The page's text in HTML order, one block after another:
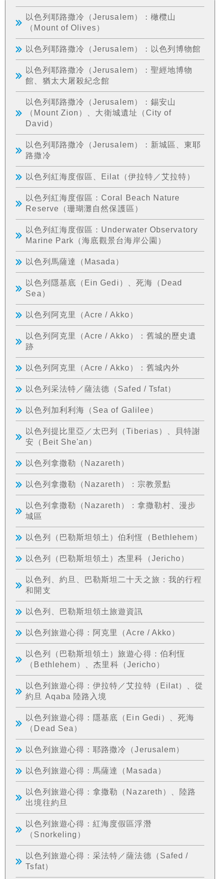
以色列耶路撒冷（Jerusalem）：橄欖山
（Mount of Olives）
以色列耶路撒冷（Jerusalem）：以色列博物館
以色列耶路撒冷（Jerusalem）：聖經地博物
館、猶太大屠殺紀念館
以色列耶路撒冷（Jerusalem）：錫安山
（Mount Zion）、大衛城遺址（City of
David）
以色列耶路撒冷（Jerusalem）：新城區、東耶
路撒冷
以色列紅海度假區、Eilat（伊拉特／艾拉特）
以色列紅海度假區：Coral Beach Nature
Reserve（珊瑚灘自然保護區）
以色列紅海度假區：Underwater Observatory
Marine Park（海底觀景台海岸公園）
以色列馬薩達（Masada）
以色列隱基底（Ein Gedi）、死海（Dead
Sea）
以色列阿克里（Acre / Akko）
以色列阿克里（Acre / Akko）：舊城的歷史遺
跡
以色列阿克里（Acre / Akko）：舊城內外
以色列采法特／薩法德（Safed / Tsfat）
以色列加利利海（Sea of Galilee）
以色列提比里亞／太巴列（Tiberias）、貝特謝
安（Beit She'an）
以色列拿撒勒（Nazareth）
以色列拿撒勒（Nazareth）：宗教景點
以色列拿撒勒（Nazareth）：拿撒勒村、漫步
城區
以色列（巴勒斯坦領土）伯利恆（Bethlehem）
以色列（巴勒斯坦領土）杰里科（Jericho）
以色列、約旦、巴勒斯坦二十天之旅：我的行程
和開支
以色列、巴勒斯坦領土旅遊資訊
以色列旅遊心得：阿克里（Acre / Akko）
以色列（巴勒斯坦領土）旅遊心得：伯利恆
（Bethlehem）、杰里科（Jericho）
以色列旅遊心得：伊拉特／艾拉特（Eilat）、從
約旦 Aqaba 陸路入境
以色列旅遊心得：隱基底（Ein Gedi）、死海
（Dead Sea）
以色列旅遊心得：耶路撒冷（Jerusalem）
以色列旅遊心得：馬薩達（Masada）
以色列旅遊心得：拿撒勒（Nazareth）、陸路
出境往約旦
以色列旅遊心得：紅海度假區浮潛
（Snorkeling）
以色列旅遊心得：采法特／薩法德（Safed /
Tsfat）